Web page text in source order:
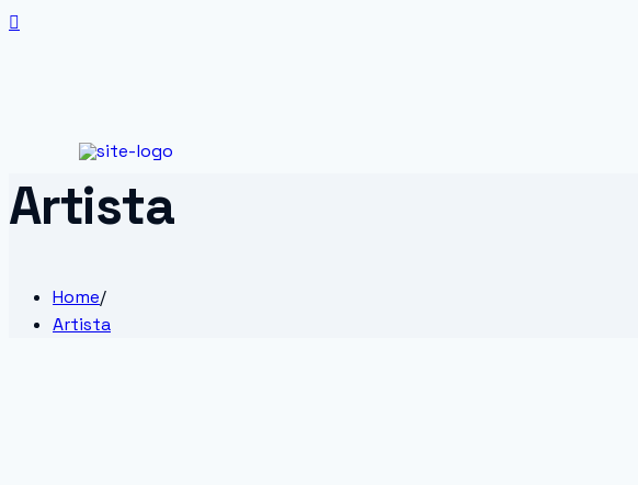
Artista
Home/
Artista